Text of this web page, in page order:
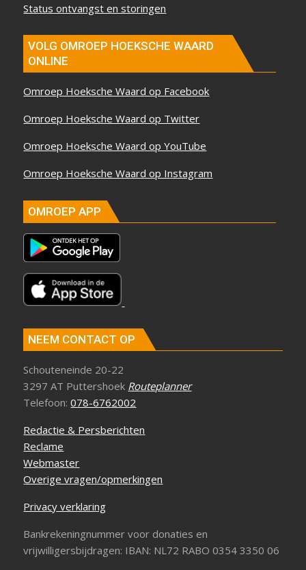
Status ontvangst en storingen
VOLG OMROEP HOEKSCHE WAARD
ONLINE
Omroep Hoeksche Waard op Facebook
Omroep Hoeksche Waard op Twitter
Omroep Hoeksche Waard op YouTube
Omroep Hoeksche Waard op Instagram
OMROEP APP
NEEM CONTACT OP
Schouteneinde 20-22
3297 AT Puttershoek Routeplanner
Telefoon:078-6762002
Redactie & Persberichten
Reclame
Webmaster
Overige vragen/opmerkingen
Privacy verklaring
Bankrekeningnummer voor donaties en
vrijwilligersbijdragen: IBAN: NL72 RABO 0354 3350 06